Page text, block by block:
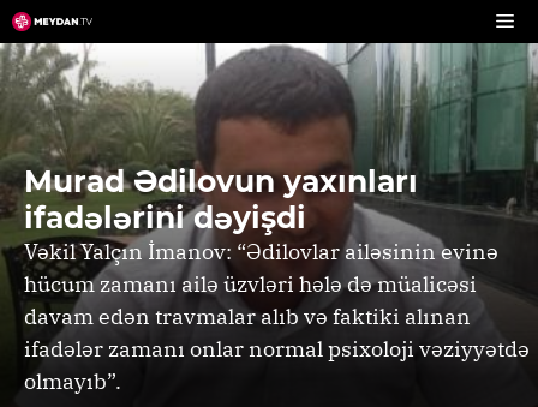
Skip
to
content
Murad Ədilovun yaxınları
ifadələrini dəyişdi
Vəkil Yalçın İmanov: “Ədilovlar ailəsinin evinə
hücum zamanı ailə üzvləri hələ də müalicəsi
davam edən travmalar alıb və faktiki alınan
ifadələr zamanı onlar normal psixoloji vəziyyətdə
olmayıb”.